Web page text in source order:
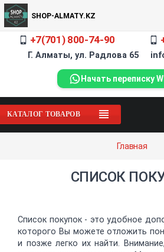
SHOP-ALMATY.KZ
+7(701) 800-74-90
Г. Алматы, ул. Радлова 65
Начать переписку
КАТАЛОГ ТОВАРОВ
Главная
СПИСОК
Список покупок - это удобное
которого Вы можете отложить
и позже легко их найти.